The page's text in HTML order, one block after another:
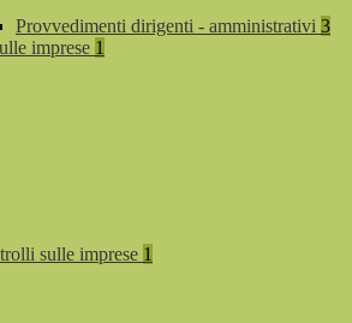
Provvedimenti dirigenti - amministrativi 3
imprese 1
sulle imprese 1